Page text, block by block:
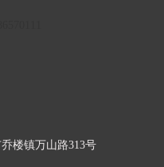
楼镇万山路313号